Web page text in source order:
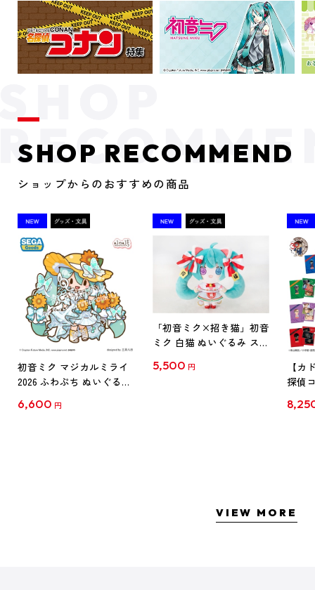
SHOP RECOMMEND
ショップからのおすすめの商品
初音ミク マジカルミライ
2026 ふわぷち ぬいぐるみ
6,600 円
「初音ミク×招き猫」初音
ミク 白猫 ぬいぐるみ スタ
5,500 円
【カ
探偵
クリ
VIEW MORE